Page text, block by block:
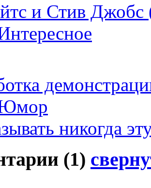
и Стив Джобс
никогда
(1)